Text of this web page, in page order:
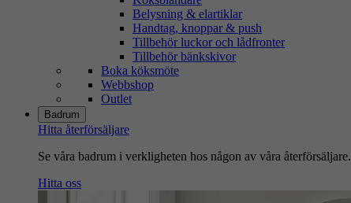
Belysning & elartiklar
Handtag, knoppar & push
Tillbehör luckor och lådfronter
Tillbehör bänkskivor
Boka köksmöte
Webbshop
Outlet
Badrum
Hitta återförsäljare
Se våra badrum i verkligheten hos någon av våra återförsäljare.
Hitta oss